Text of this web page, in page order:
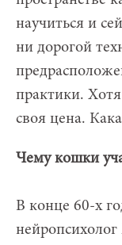
научиться и
ни дорогой
практики. Хотя
своя цена.
Чему кошки
В конце 60-х